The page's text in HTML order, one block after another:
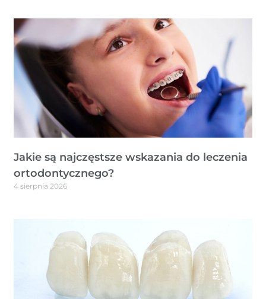
Jakie są najczęstsze wskazania do leczenia
ortodontycznego?
4 sierpnia 2026